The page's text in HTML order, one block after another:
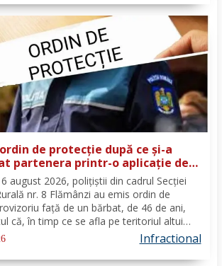
de protecție după ce și-a
partenera printr-o aplicație de
august 2026, polițiștii din cadrul Secției
nr. 8 Flămânzi au emis ordin de
față de un bărbat, de 46 de ani,
că, în timp ce se afla pe teritoriul altui
amenințat partenera, prin intermediul unor
Infractional